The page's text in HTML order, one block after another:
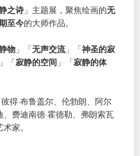
之诗」主题展，聚焦绘画的无
至今的大师作品。
物 」「无声交流」「神圣的寂
」「寂静的空间 」「寂静的体
得·布鲁盖尔、伦勃朗、阿尔
、费迪南德·霍德勒、弗朗索瓦
家。